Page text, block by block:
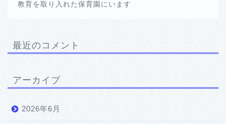
教育を取り入れた保育園にいます
最近のコメント
アーカイブ
2026年6月